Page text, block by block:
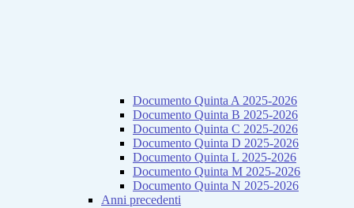
Documento Quinta A 2025-2026
Documento Quinta B 2025-2026
Documento Quinta C 2025-2026
Documento Quinta D 2025-2026
Documento Quinta L 2025-2026
Documento Quinta M 2025-2026
Documento Quinta N 2025-2026
Anni precedenti